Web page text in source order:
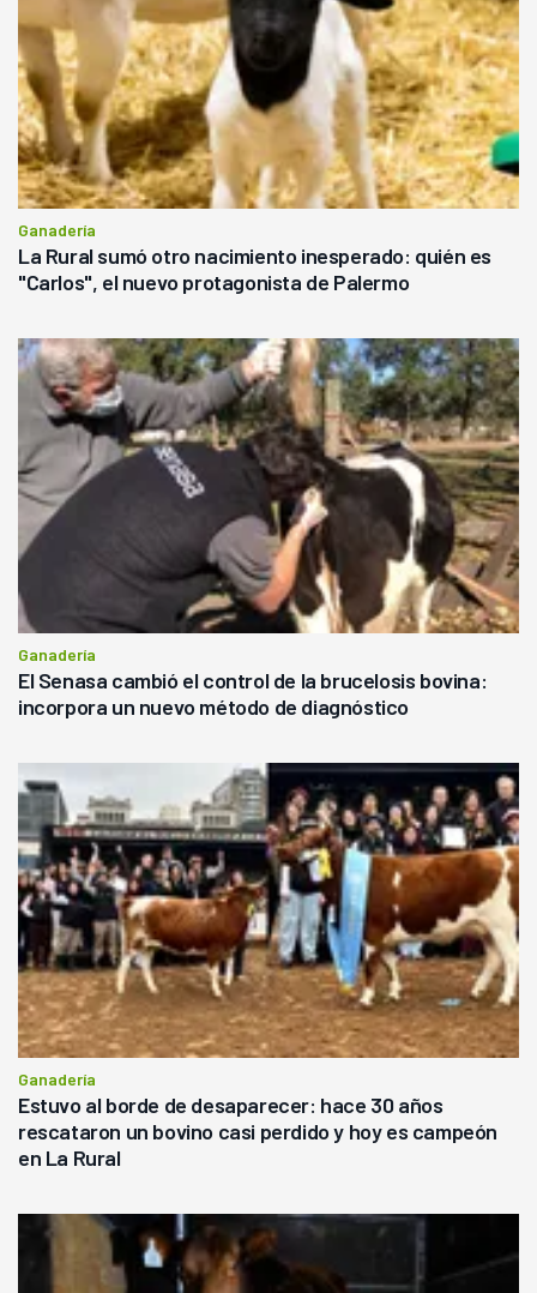
Ganadería
La Rural sumó otro nacimiento inesperado: quién es
"Carlos", el nuevo protagonista de Palermo
Ganadería
El Senasa cambió el control de la brucelosis bovina:
incorpora un nuevo método de diagnóstico
Ganadería
Estuvo al borde de desaparecer: hace 30 años
rescataron un bovino casi perdido y hoy es campeón
en La Rural